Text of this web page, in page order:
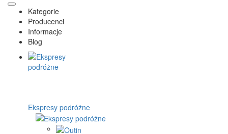
Kategorie
Producenci
Informacje
Blog
Ekspresy podróżne